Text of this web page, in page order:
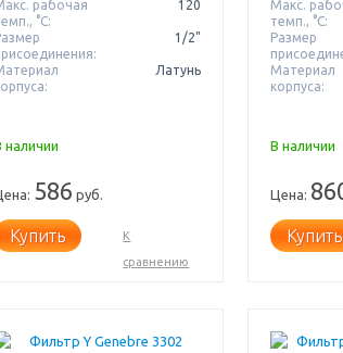
рабочая
°С:
120
1/2"
Латунь
наличии
586 руб.
Купить
К
сравнению
Макс.
темп., °С:
Размер
Материал
корпуса:
В наличии
Цена:
Купить